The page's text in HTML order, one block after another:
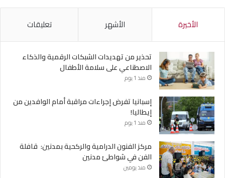
الأخيرة الأشهر تعليقات
تحذير من تهديدات الشبكات الرقمية والذكاء
الاصطناعي على سلامة الأطفال
منذ 1 يوم
إسبانيا تفرض إجراءات مراقبة أمام الوافدين من
إيطاليا!
منذ 1 يوم
مركز الفنون الدرامية والركحية بمدنين: قافلة
الفن في شواطئ مدنين
منذ يومين